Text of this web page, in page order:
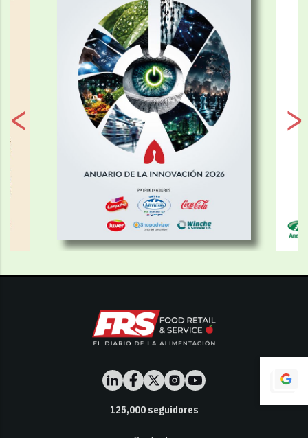
125,000seguidores